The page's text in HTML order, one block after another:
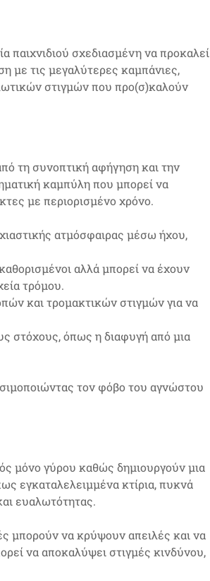
παιχνιδιού σχεδιασμένη να προκαλεί
με τις μεγαλύτερες καμπάνιες,
στιγμών που προ(σ)καλούν
τη συνοπτική αφήγηση και την
καμπύλη που μπορεί να
με περιορισμένο χρόνο.
ατμόσφαιρας μέσω ήχου,
αλλά μπορεί να έχουν
τρόμου.
και τρομακτικών στιγμών για να
στόχους, όπως η διαφυγή από μια
τον φόβο του αγνώστου
μόνο γύρου καθώς δημιουργούν μια
εγκαταλελειμμένα κτίρια, πυκνά
ευαλωτότητας.
μπορούν να κρύψουν απειλές και να
να αποκαλύψει στιγμές κινδύνου,